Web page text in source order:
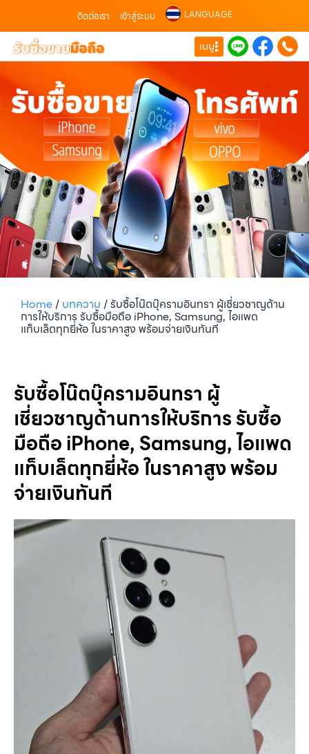
ติดต่อเรา เข้าสู่ระบบ LANGUAGE
เมนู
Home/ บทความ /รับซื้อโน๊ตบุ๊ครามอินทรา ผู้เชี่ยวชาญด้าน
การให้บริการ รับซื้อมือถือ iPhone, Samsung, ไอแพด
แท็บเล็ตทุกยี่ห้อ ในราคาสูง พร้อมจ่ายเงินทันที
รับซื้อโน๊ตบุ๊ครามอินทรา ผู้
เชี่ยวชาญด้านการให้บริการ รับซื้อ
มือถือ iPhone, Samsung, ไอแพด
แท็บเล็ตทุกยี่ห้อ ในราคาสูง พร้อม
จ่ายเงินทันที